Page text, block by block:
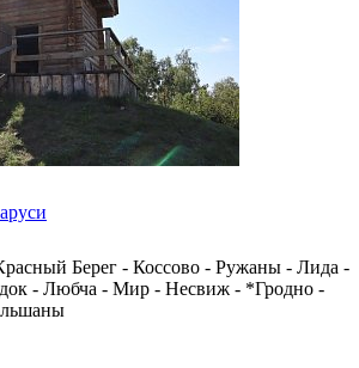
Берег - Коссово - Ружаны - Лида -
- Любча - Мир - Несвиж - *Гродно -